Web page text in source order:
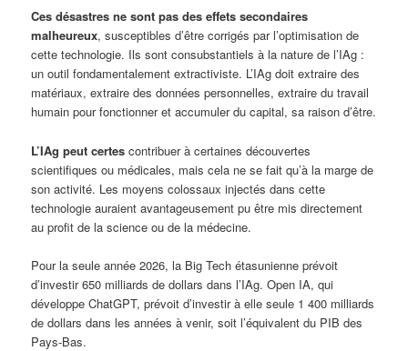
Ces désastres ne sont pas des effets secondaires
malheureux, susceptibles d’être corrigés par l’optimisation de
cette technologie. Ils sont consubstantiels à la nature de l’IAg :
un outil fondamentalement extractiviste. L’IAg doit extraire des
matériaux, extraire des données personnelles, extraire du travail
humain pour fonctionner et accumuler du capital, sa raison d’être.
L’IAg peut certes contribuer à certaines découvertes
scientifiques ou médicales, mais cela ne se fait qu’à la marge de
son activité. Les moyens colossaux injectés dans cette
technologie auraient avantageusement pu être mis directement
au profit de la science ou de la médecine.
Pour la seule année 2026, la Big Tech étasunienne prévoit
d’investir 650 milliards de dollars dans l’IAg. Open IA, qui
développe ChatGPT, prévoit d’investir à elle seule 1 400 milliards
de dollars dans les années à venir, soit l’équivalent du PIB des
Pays-Bas.